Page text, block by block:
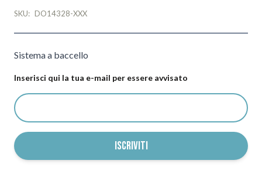
SKU: DO14328-XXX
Sistema a baccello
Inserisci qui la tua e-mail per essere avvisato
ISCRIVITI